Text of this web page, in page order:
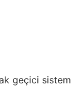
geçici sistem